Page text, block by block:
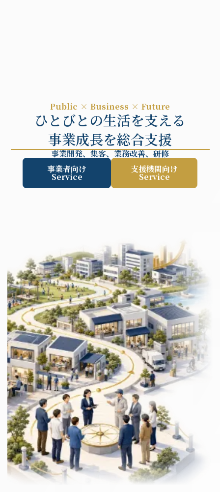
Public × Business × Future
ひとびとの生活を支える
事業成長を総合支援
事業開発、集客、業務改善、研修
事業者向け
Service
支援機関向け
Service